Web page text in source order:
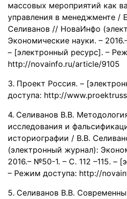
массовых мероприятий как
управления в менеджменте /
Селиванов // НоваИнфо
Экономические науки. –
– [электронный ресурс]. –
http://novainfo.ru/article/9105
Проект Россия. –
доступа: http://
Селиванов В.В.
исследования и
историографии / В.В.
(электронный журнал):
2016.– №50-1. – С. 112 –115. –
– Режим доступа: http://
Селиванов В.В.